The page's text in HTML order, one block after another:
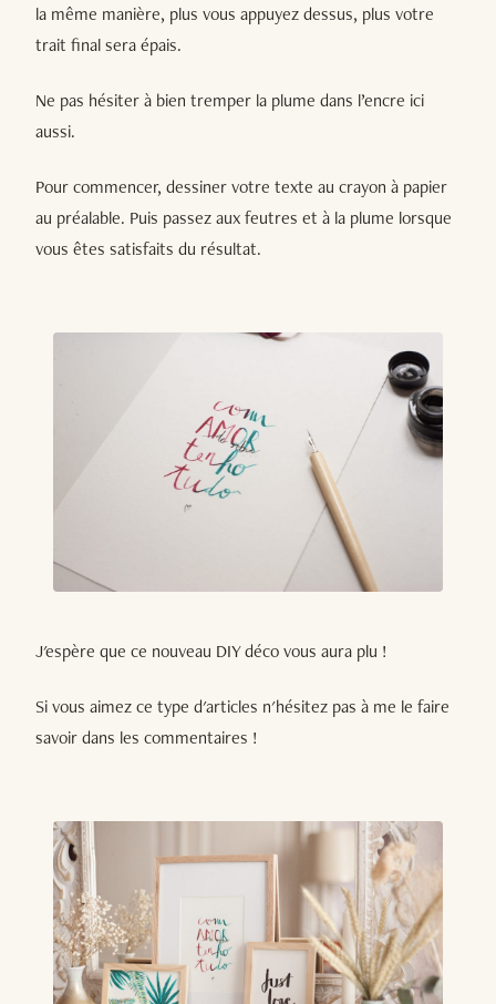
la même manière, plus vous appuyez dessus, plus votre
trait final sera épais.
Ne pas hésiter à bien tremper la plume dans l’encre ici
aussi.
Pour commencer, dessiner votre texte au crayon à papier
au préalable. Puis passez aux feutres et à la plume lorsque
vous êtes satisfaits du résultat.
J'espère que ce nouveau DIY déco vous aura plu !
Si vous aimez ce type d'articles n'hésitez pas à me le faire
savoir dans les commentaires !